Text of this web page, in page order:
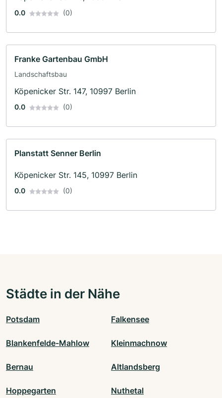
0.0 (0)
Franke Gartenbau GmbH
Landschaftsbau
Köpenicker Str. 147, 10997 Berlin
0.0 (0)
Planstatt Senner Berlin
Köpenicker Str. 145, 10997 Berlin
0.0 (0)
Städte in der Nähe
Potsdam Falkensee
Blankenfelde-Mahlow Kleinmachnow
Bernau Altlandsberg
Hoppegarten Nuthetal